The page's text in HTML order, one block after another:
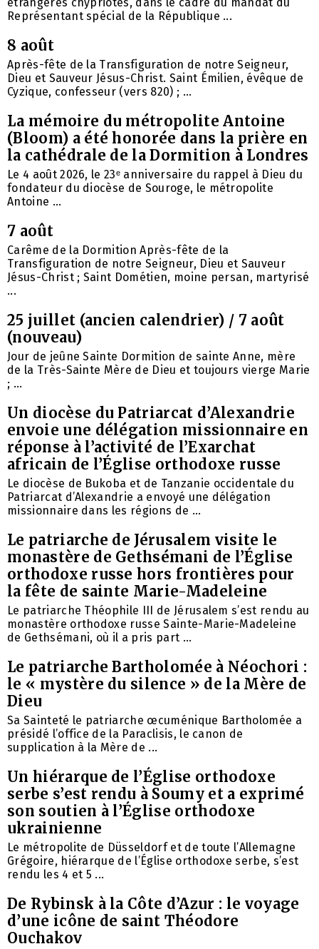
Représentant spécial de la République ...
8 août
Après-fête de la Transfiguration de notre Seigneur,
Dieu et Sauveur Jésus-Christ. Saint Émilien, évêque de
Cyzique, confesseur (vers 820) ; ...
La mémoire du métropolite Antoine
(Bloom) a été honorée dans la prière en
la cathédrale de la Dormition à Londres
Le 4 août 2026, le 23ᵉ anniversaire du rappel à Dieu du
fondateur du diocèse de Souroge, le métropolite
Antoine ...
7 août
Carême de la Dormition Après-fête de la
Transfiguration de notre Seigneur, Dieu et Sauveur
Jésus-Christ ; Saint Dométien, moine persan, martyrisé
...
25 juillet (ancien calendrier) / 7 août
(nouveau)
Jour de jeûne Sainte Dormition de sainte Anne, mère
de la Très-Sainte Mère de Dieu et toujours vierge Marie
; ...
Un diocèse du Patriarcat d’Alexandrie
envoie une délégation missionnaire en
réponse à l’activité de l’Exarchat
africain de l’Église orthodoxe russe
Le diocèse de Bukoba et de Tanzanie occidentale du
Patriarcat d’Alexandrie a envoyé une délégation
missionnaire dans les régions de ...
Le patriarche de Jérusalem visite le
monastère de Gethsémani de l’Église
orthodoxe russe hors frontières pour
la fête de sainte Marie-Madeleine
Le patriarche Théophile III de Jérusalem s’est rendu au
monastère orthodoxe russe Sainte-Marie-Madeleine
de Gethsémani, où il a pris part ...
Le patriarche Bartholomée à Néochori :
le « mystère du silence » de la Mère de
Dieu
Sa Sainteté le patriarche œcuménique Bartholomée a
présidé l’office de la Paraclisis, le canon de
supplication à la Mère de ...
Un hiérarque de l’Église orthodoxe
serbe s’est rendu à Soumy et a exprimé
son soutien à l’Église orthodoxe
ukrainienne
Le métropolite de Düsseldorf et de toute l’Allemagne
Grégoire, hiérarque de l’Église orthodoxe serbe, s’est
rendu les 4 et 5 ...
De Rybinsk à la Côte d’Azur : le voyage
d’une icône de saint Théodore
Ouchakov